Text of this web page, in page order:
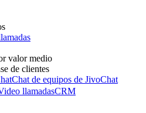
valor medio
de clientes
Chat de equipos de JivoChat
llamadasCRM